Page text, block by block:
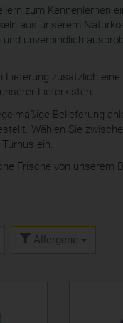
zum Kennenlernen
aus unserem
unverbindlich
Lieferung zusätzlich
Lieferkisten.
Belieferung
Wählen Sie
ein.
Frische von unserem
Allergene